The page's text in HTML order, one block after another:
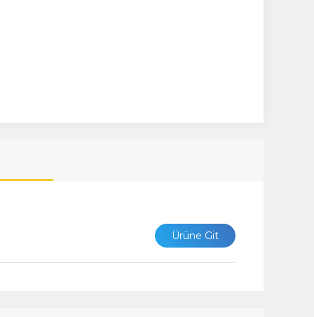
Ürüne Git